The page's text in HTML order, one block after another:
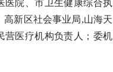
院、市卫生健康综合执
新区社会事业局,山海天
营医疗机构负责人；委机